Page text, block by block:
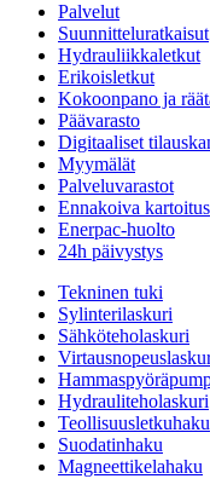
Palvelut
Suunnitteluratkaisut
Hydrauliikkaletkut
Erikoisletkut
Kokoonpano ja
Päävarasto
Digitaaliset
Myymälät
Palveluvarastot
Ennakoiva kartoitus
Enerpac-huolto
24h päivystys
Tekninen tuki
Sylinterilaskuri
Sähköteholaskuri
Hydrauliteholaskuri
Teollisuusletkuhaku
Suodatinhaku
Magneettikelahaku